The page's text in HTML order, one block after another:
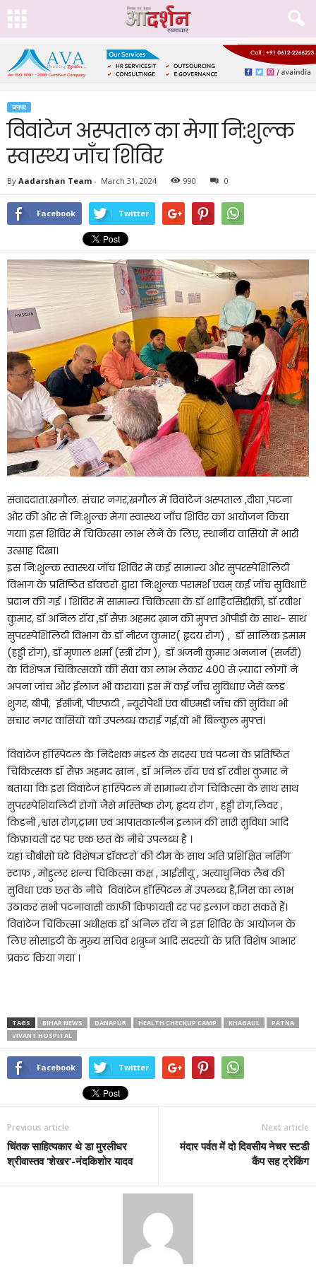
जनपद
विवांटेज अस्पताल का मेगा नि:शुल्क
स्वास्थ्य जाँच शिविर
By Aadarshan Team - March 31, 2024 990 0
Facebook Twitter
संवाददाता.खगौल. संचार नगर,खगौल में विवांटेज अस्पताल ,दीघा ,पटना
ओर की ओर से नि:शुल्क मेगा स्वास्थ्य जाँच शिविर का आयोजन किया
गया। इस शिविर में चिकित्सा लाभ लेने के लिए, स्थानीय वासियों में भारी
उत्साह दिखा।
इस नि:शुल्क स्वास्थ्य जाँच शिविर में कई सामान्य और सुपरस्पेशिलिटी
विभाग के प्रतिष्ठित डॉक्टरों द्वारा नि:शुल्क परामर्श एवम् कई जाँच सुविधाएँ
प्रदान की गई । शिविर में सामान्य चिकित्सा के डॉ शाहिदसिद्दीक़ी, डॉ रवीश
कुमार, डॉ अनिल रॉय ,डॉ सैफ़ अहमद ख़ान की मुफ्त ओपीडी के साथ- साथ
सुपरस्पेशिलिटी विभाग के डॉ नीरज कुमार( हृदय रोग) , डॉ सालिक इमाम
(हड्डी रोग), डॉ मृणाल शर्मा (स्त्री रोग ), डॉ अंजनी कुमार अनजान (सर्जरी)
के विशेषज्ञ चिकित्सकों की सेवा का लाभ लेकर 400 से ज़्यादा लोगों ने
अपना जांच और ईलाज भी कराया। इस में कई जाँच सुविधाए जैसे ब्लड
शुगर, बीपी, ईसीजी, पीएफटी , न्यूरोपैथी एंव बीएमडी जाँच की सुविधा भी
संचार नगर वासियों को उपलब्ध कराई गई,वो भी बिल्कुल मुफ्त।
विवांटेज हॉस्पिटल के निदेशक मंडल के सदस्य एवं पटना के प्रतिष्ठित
चिकित्सक डॉ सैफ़ अहमद ख़ान , डॉ अनिल रॉय एवं डॉ रवीश कुमार ने
बताया कि इस विवांटेज हास्पिटल में सामान्य रोग चिकित्सा के साथ साथ
सुपरस्पेशियलिटी रोगों जैसे मस्तिष्क रोग, हृदय रोग , हड्डी रोग,लिवर ,
किडनी ,श्वास रोग,ट्रामा एवं आपातकालीन इलाज की सारी सुविधा आदि
किफ़ायती दर पर एक छत के नीचे उपलब्ध है ।
यहां चौबीसो घंटे विशेषज्ञ डॉक्टरों की टीम के साथ अति प्रशिक्षित नर्सिंग
स्टाफ , मोडुलर शल्य चिकित्सा कक्ष , आईसीयू , अत्याधुनिक लैब की
सुविधा एक छत के नीचे विवांटेज हॉस्पिटल में उपलब्ध है,जिस का लाभ
उठाकर सभी पटनावासी काफी किफायती दर पर इलाज करा सकते हैं।
विवांटेज चिकित्सा अधीक्षक डॉ अनिल रॉय ने इस शिविर के आयोजन के
लिए सोसाइटी के मुख्य सचिव शत्रुघ्न आदि सदस्यों के प्रति विशेष आभार
प्रकट किया गया ।
TAGS BIHAR NEWS DANAPUR HEALTH CHECKUP CAMP KHAGAUL
PATNA
VIVANT HOSPITAL
Facebook Twitter
Previous article
चिंतक साहित्यकार थे डा मुरलीधर
श्रीवास्तव ‘शेखर’-नंदकिशोर यादव
Next article
मंदार पर्वत में दो दिवसीय नेचर स्टडी
कैंप सह ट्रेकिंग